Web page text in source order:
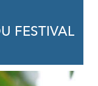
FESTIVAL